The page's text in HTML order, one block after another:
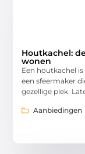
Houtkachel:
wonen
Een houtkachel
een sfeermaker
gezellige plek.
Aanbiedingen